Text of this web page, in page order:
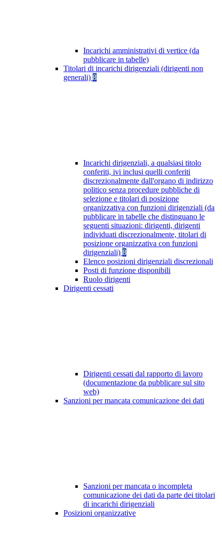
Incarichi amministrativi di vertice (da
pubblicare in tabelle)
Titolari di incarichi dirigenziali (dirigenti non
generali) 8
Incarichi dirigenziali, a qualsiasi titolo
conferiti, ivi inclusi quelli conferiti
discrezionalmente dall'organo di indirizzo
politico senza procedure pubbliche di
selezione e titolari di posizione
organizzativa con funzioni dirigenziali (da
pubblicare in tabelle che distinguano le
seguenti situazioni: dirigenti, dirigenti
individuati discrezionalmente, titolari di
posizione organizzativa con funzioni
dirigenziali) 8
Elenco posizioni dirigenziali discrezionali
Posti di funzione disponibili
Ruolo dirigenti
Dirigenti cessati
Dirigenti cessati dal rapporto di lavoro
(documentazione da pubblicare sul sito
web)
Sanzioni per mancata comunicazione dei dati
Sanzioni per mancata o incompleta
comunicazione dei dati da parte dei titolari
di incarichi dirigenziali
Posizioni organizzative